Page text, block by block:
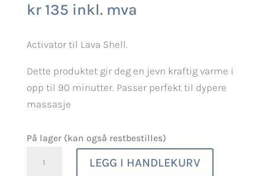
kr135 inkl. mva
Activator til Lava Shell.
Dette produktet gir deg en jevn kraftig varme i
opp til 90 minutter. Passer perfekt til dypere
massasje
På lager (kan også restbestilles)
LEGG I HANDLEKURV